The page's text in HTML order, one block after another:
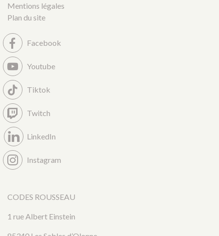
Mentions légales
Plan du site
Facebook
Youtube
Tiktok
Twitch
LinkedIn
Instagram
CODES ROUSSEAU
1 rue Albert Einstein